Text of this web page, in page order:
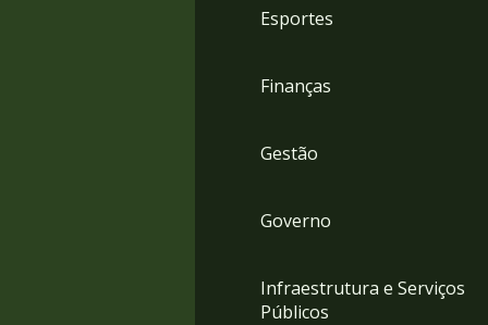
Esportes
Finanças
Gestão
Governo
Infraestrutura e Serviços
Públicos